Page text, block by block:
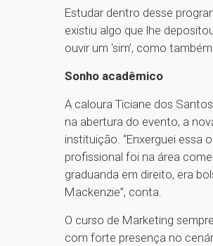
Estudar dentro desse
existiu algo que lhe
ouvir um ‘sim’, como
Sonho acadêmico
A caloura Ticiane dos
na abertura do evento, a
instituição. “Enxerguei essa
profissional foi na área
graduanda em direito, era
Mackenzie”, conta.
O curso de Marketing
com forte presença no